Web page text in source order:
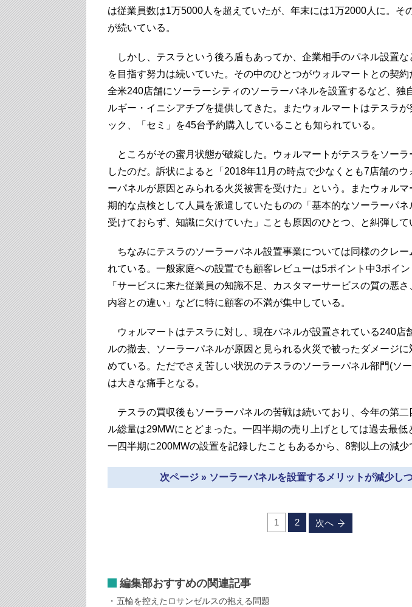
は従業員数は1万5000人を超えていたが、年末には1万2000人に。そ
が続いている。
しかし、テスラという後ろ盾もあってか、企業相手のパネル設置な
を目指す努力は続いていた。その中のひとつがウォルマートとの契
全米240店舗にソーラーシティのソーラーパネルを設置するなど、独
ルギー・イニシアチブを提供してきた。またウォルマートはテスラ
ック、「セミ」を45台予約購入していることも知られている。
ところがその蜜月状態が破綻した。ウォルマートがテスラをソーラ
したのだ。訴状によると「2018年11月の時点で少なくとも7店舗のウ
ーパネルが原因とみられる火災被害を受けた」という。またウォル
期的な点検として人員を派遣していたものの「基本的なソーラーパ
受けておらず、知識に欠けていた」ことも原因のひとつ、と糾弾して
ちなみにテスラのソーラーパネル設置事業については同様のクレー
れている。一般家庭への設置でも顧客レビューは5ポイント中3ポイン
「サービスに来た従業員の知識不足、カスタマーサービスの質の悪
内容との違い」などに特に顧客の不満が集中している。
ウォルマートはテスラに対し、現在パネルが設置されている240店
ルの撤去、ソーラーパネルが原因と見られる火災で被ったダメージ
めている。ただでさえ苦しい状況のテスラのソーラーパネル部門(ソ
は大きな痛手となる。
テスラの買収後もソーラーパネルの苦戦は続いており、今年の第二
ル総量は29MWにとどまった。一四半期の売り上げとしては過去最低
一四半期に200MWの設置を記録したこともあるから、8割以上の減少
次ページ » ソーラーパネルを設置するメリットが減少し
1 2 次へ
編集部おすすめの関連記事
五輪を控えたロサンゼルスの抱える問題